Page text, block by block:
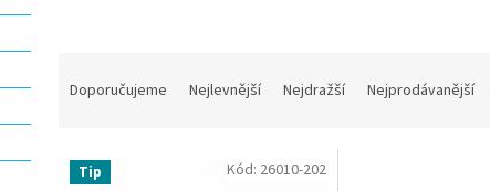
n
Doporučujeme Nejlevnější Nejdražší Nejprodávanější
V Tip Kód: 26010-202